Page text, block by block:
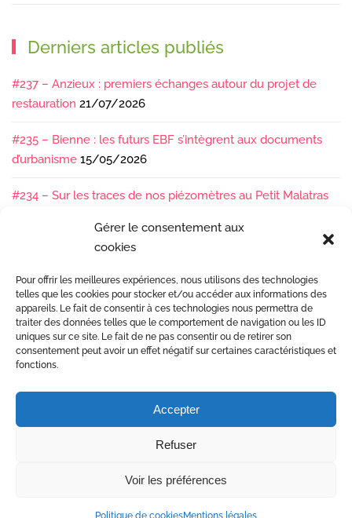
Gérer le consentement aux
cookies
Pour offrir les meilleures expériences, nous utilisons des technologies
telles que les cookies pour stocker et/ou accéder aux informations des
appareils. Le fait de consentir à ces technologies nous permettra de
traiter des données telles que le comportement de navigation ou les ID
uniques sur ce site. Le fait de ne pas consentir ou de retirer son
consentement peut avoir un effet négatif sur certaines caractéristiques et
fonctions.
Accepter
Refuser
Voir les préférences
Politique de cookiesMentions légales
Derniers articles publiés
#237 – Anzieux : premiers échanges autour du projet de
restauration 21/07/2026
#235 – Bienne : les futurs EBF s’intègrent aux documents
d’urbanisme 15/05/2026
#234 – Sur les traces de nos piézomètres au Petit Malatras
#233 – Les sédiments, ça se suit en équipe !
#232 – Sur le terrain avec l’Isère : ça bouge sous nos pieds !
07/04/2026
Etudes et gestion des rivières
© Copyright 2017 Dynamique Hydro •